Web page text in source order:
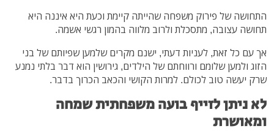
התחושה של פירוק משפחה שהייתה קיימת וכעת היא איננה היא
תחושה עצובה, מתסכלת ולרוב מלווה בהמון רגשי אשמה.
אך עם כל זאת, לעניות דעתי, ישנם מקרים שלמען שפיותם של בני
הזוג ולמען שלומם ורווחתם של הילדים, גירושין הוא דבר בלתי נמנע
שרק יעשה טוב לכולם. למרות הקושי והכאב הכרוך בדבר.
לא ניתן לזייף בועה משפחתית שמחה
ומאושרת